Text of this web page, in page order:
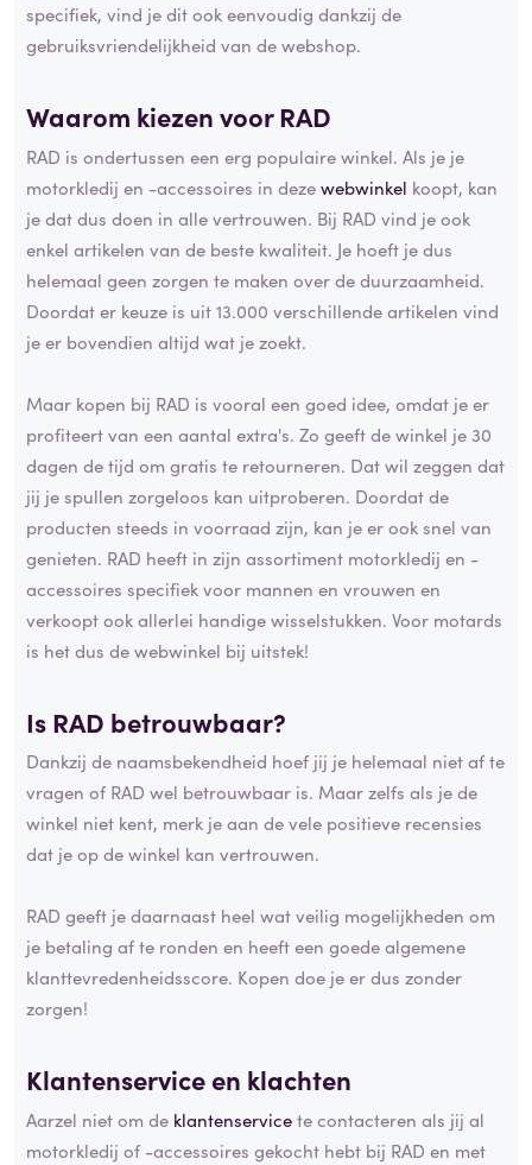
specifiek, vind je dit ook eenvoudig dankzij de
gebruiksvriendelijkheid van de webshop.
Waarom kiezen voor RAD
RAD is ondertussen een erg populaire winkel. Als je je
motorkledij en -accessoires in dezewebwinkel koopt, kan
je dat dus doen in alle vertrouwen. Bij RAD vind je ook
enkel artikelen van de beste kwaliteit. Je hoeft je dus
helemaal geen zorgen te maken over de duurzaamheid.
Doordat er keuze is uit 13.000 verschillende artikelen vind
je er bovendien altijd wat je zoekt.
Maar kopen bij RAD is vooral een goed idee, omdat je er
profiteert van een aantal extra's. Zo geeft de winkel je 30
dagen de tijd om gratis te retourneren. Dat wil zeggen dat
jij je spullen zorgeloos kan uitproberen. Doordat de
producten steeds in voorraad zijn, kan je er ook snel van
genieten. RAD heeft in zijn assortiment motorkledij en -
accessoires specifiek voor mannen en vrouwen en
verkoopt ook allerlei handige wisselstukken. Voor motards
is het dus de webwinkel bij uitstek!
Is RAD betrouwbaar?
Dankzij de naamsbekendheid hoef jij je helemaal niet af te
vragen of RAD wel betrouwbaar is. Maar zelfs als je de
winkel niet kent, merk je aan de vele positieve recensies
dat je op de winkel kan vertrouwen.
RAD geeft je daarnaast heel wat veilig mogelijkheden om
je betaling af te ronden en heeft een goede algemene
klanttevredenheidsscore. Kopen doe je er dus zonder
zorgen!
Klantenservice en klachten
Aarzel niet om de klantenservicete contacteren als jij al
motorkledij of -accessoires gekocht hebt bij RAD en met